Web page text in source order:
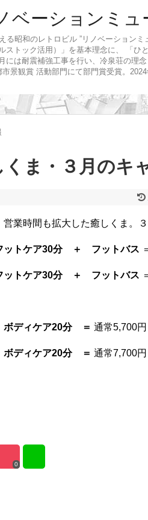
る昭和のレトロビル ”リノベーション
ストック活用）」を基本理念に、 「ひ
には耐震補強工事を行い、冷泉荘の理
景観賞 活動部門にて部門賞受賞。
くま・３月のキ
業時間も拡大した癒しくま。
トケア30分 ＋ フットバス
トケア30分 ＋ フットバス
ディケア20分 ＝ 通常5,700円
ディケア20分 ＝ 通常7,700円
0